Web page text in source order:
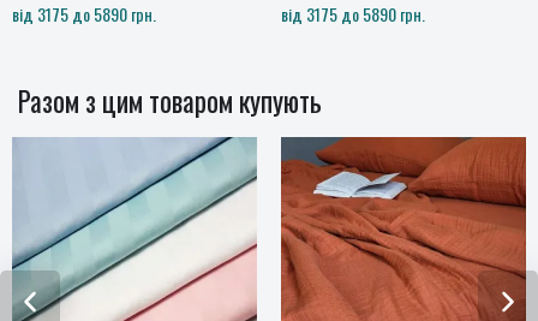
від 3175 до 5890 грн. від 3175 до 5890 грн.
Разом з цим товаром купують